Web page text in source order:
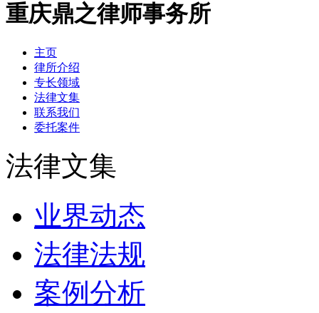
重庆鼎之律师事务所
主页
律所介绍
专长领域
法律文集
联系我们
委托案件
法律文集
业界动态
法律法规
案例分析